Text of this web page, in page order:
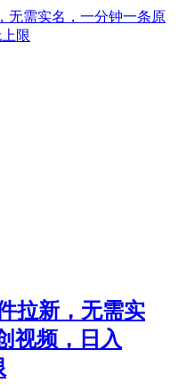
拉新，无需实
视频，日入